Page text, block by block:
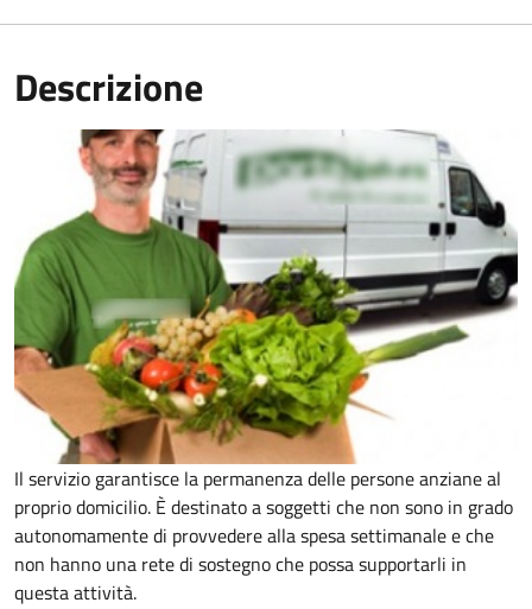
Descrizione
Il servizio garantisce la permanenza delle persone anziane al
proprio domicilio. È destinato a soggetti che non sono in grado
autonomamente di provvedere alla spesa settimanale e che
non hanno una rete di sostegno che possa supportarli in
questa attività.